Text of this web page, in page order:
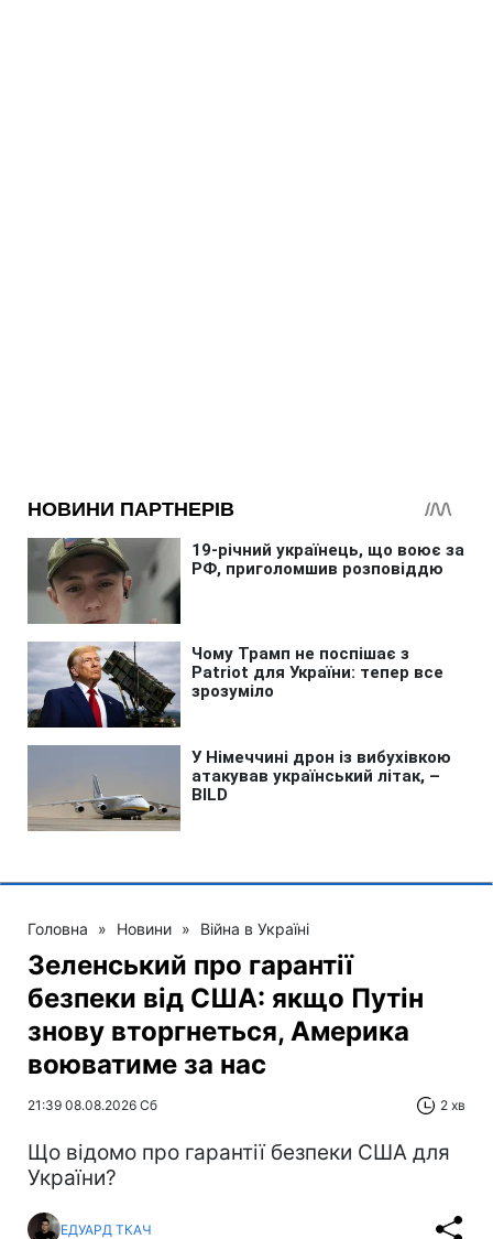
Головна » Новини » Війна в Україні
Зеленський про гарантії
безпеки від США: якщо Путін
знову вторгнеться, Америка
воюватиме за нас
21:39 08.08.2026 Сб 2 хв
Що відомо про гарантії безпеки США для
України?
ЕДУАРД ТКАЧ